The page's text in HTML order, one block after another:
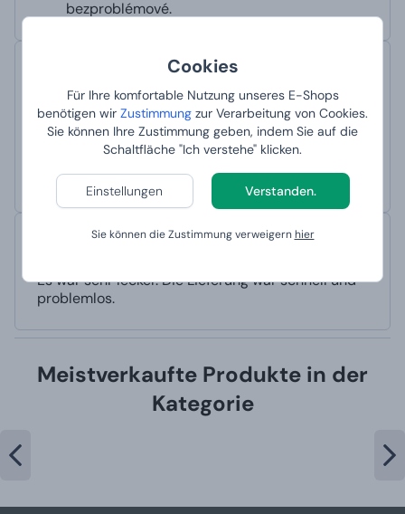
Cookies
Für Ihre komfortable Nutzung unseres E-Shops
benötigen wir Zustimmung zur Verarbeitung von Cookies.
Sie können Ihre Zustimmung geben, indem Sie auf die
Schaltfläche "Ich verstehe" klicken.
Einstellungen Verstanden.
Sie können die Zustimmung verweigernhier
bezproblémové.
Bewertet am 15. 9. 2020 im Internet Manboxeo.sk
Es hat uns sehr gut gefallen. Die Lieferung war
schnell und problemlos.
Automatisch übersetzt mit Deepl Ai Originaltext anzeigen
bezproblémové.
Es war sehr lecker. Die Lieferung war schnell und
problemlos.
Meistverkaufte Produkte in der
Kategorie